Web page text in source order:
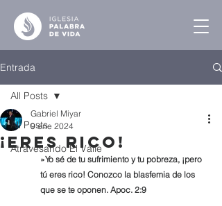
Entrada
All Posts
Atravesando El Valle
All Posts
¡Eres Rico!
Gabriel Miyar
9 ene 2024
»Yo sé de tu sufrimiento y tu pobreza, ¡pero
tú eres rico! Conozco la blasfemia de los
que se te oponen. Apoc. 2:9